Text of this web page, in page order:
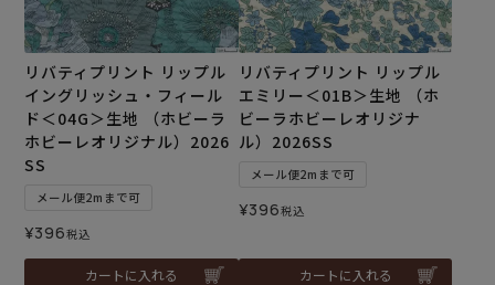
リバティプリント リップル
イングリッシュ・フィール
ド＜04G＞生地 （ホビーラ
ホビーレオリジナル）2026
SS
メール便2mまで可
¥396税込
カートに入れる
リバティプリント リップル
エミリー＜01B＞生地 （ホ
ビーラホビーレオリジナ
ル）2026SS
メール便2mまで可
¥396税込
カートに入れる